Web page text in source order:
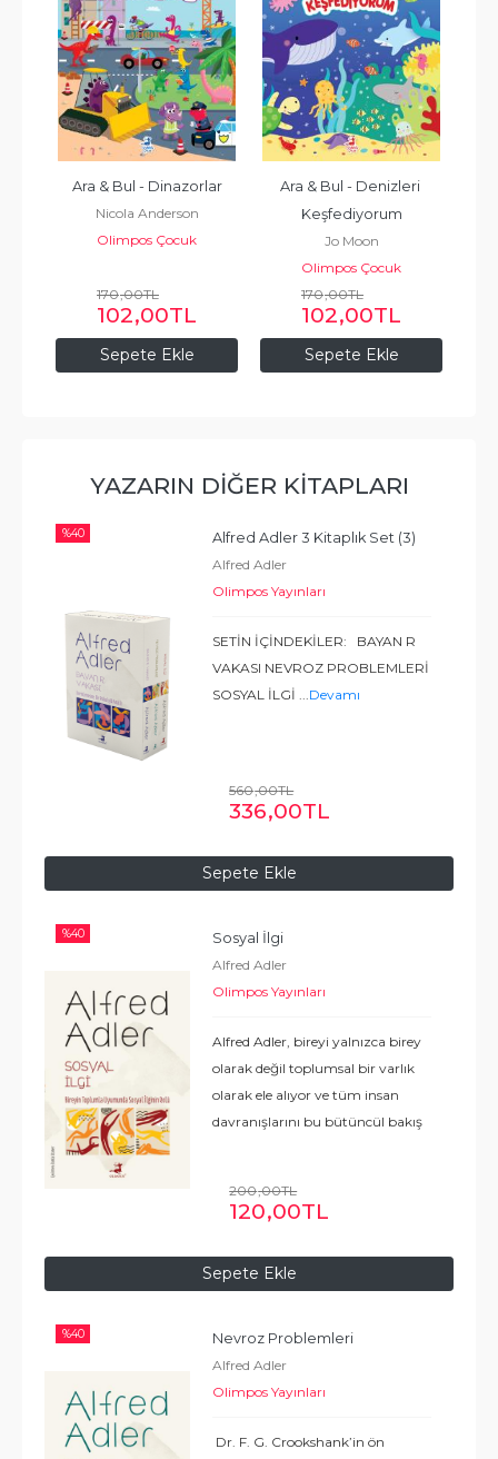
Sepete Ekle
Ara & Bul - Dinazorlar
Nicola Anderson
Olimpos Çocuk
170,00TL
102,00TL
Sepete Ekle
Ara & Bul - Denizleri
Keşfediyorum
Jo Moon
Olimpos Çocuk
170,00TL
102,00TL
YAZARIN DIĞER KITAPLARI
%40
Sepete Ekle
Alfred Adler 3 Kitaplık Set (3)
Alfred Adler
Olimpos Yayınları
SETİN İÇİNDEKİLER: BAYAN R
VAKASI NEVROZ PROBLEMLERİ
SOSYAL İLGİ...Devamı
560,00TL
336,00TL
%40
Sepete Ekle
Sosyal İlgi
Alfred Adler
Olimpos Yayınları
Alfred Adler, bireyi yalnızca birey
olarak değil toplumsal bir varlık
olarak ele alıyor ve tüm insan
davranışlarını bu bütüncül bakış
ve yaşam hedefleri gibi
200,00TL
120,00TL
%40
Nevroz Problemleri
Alfred Adler
Olimpos Yayınları
Dr. F. G. Crookshank’in ön